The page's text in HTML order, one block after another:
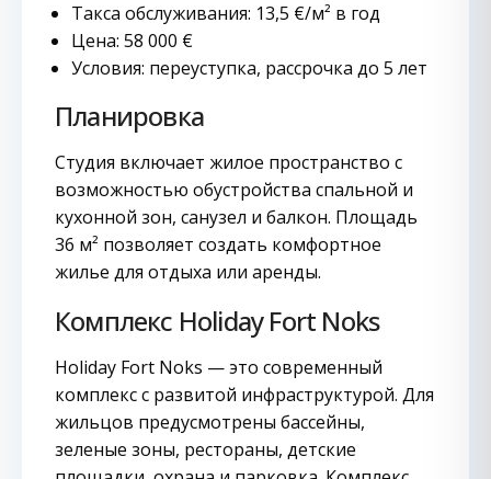
Такса обслуживания: 13,5 €/м² в год
Цена: 58 000 €
Условия: переуступка, рассрочка до 5 лет
Планировка
Студия включает жилое пространство с
возможностью обустройства спальной и
кухонной зон, санузел и балкон. Площадь
36 м² позволяет создать комфортное
жилье для отдыха или аренды.
Комплекс Holiday Fort Noks
Holiday Fort Noks — это современный
комплекс с развитой инфраструктурой. Для
жильцов предусмотрены бассейны,
зеленые зоны, рестораны, детские